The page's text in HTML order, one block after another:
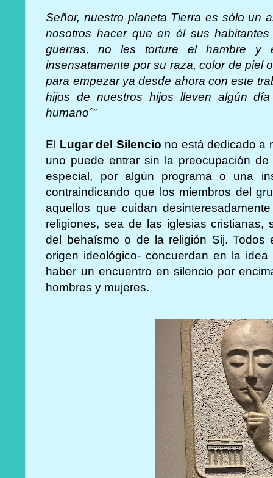
Señor, nuestro planeta Tierra es sólo un
nosotros hacer que en él sus
guerras, no les torture el hambre y
insensatamente por su raza, color de piel
para empezar ya desde ahora con este
hijos de nuestros hijos lleven algún
humano´”
El Lugar del Silencio no está dedicado a
uno puede entrar sin la preocupación
especial, por algún programa o una
contraindicando que los miembros del
aquellos que cuidan
religiones, sea de las iglesias cristianas,
del behaísmo o de la religión Sij. Todos
origen ideológico- concuerdan en la
haber un encuentro en silencio por
hombres y mujeres.